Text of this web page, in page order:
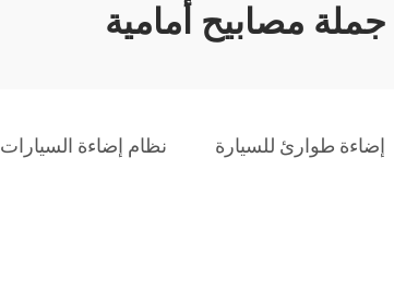
جملة مصابيح أمامية
إضاءة طوارئ للسيارة نظام إضاءة السيارات